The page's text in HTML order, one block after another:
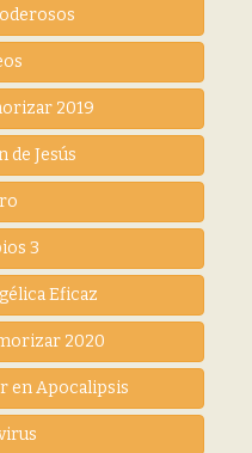
2019
de Jesús
3
Eficaz
2020
en Apocalipsis